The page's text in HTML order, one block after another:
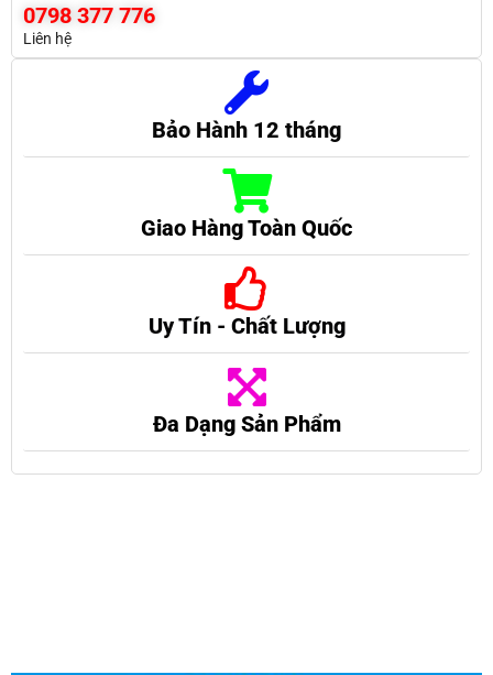
0798 377 776
Liên hệ
Bảo Hành 12 tháng
Giao Hàng Toàn Quốc
Uy Tín - Chất Lượng
Đa Dạng Sản Phẩm